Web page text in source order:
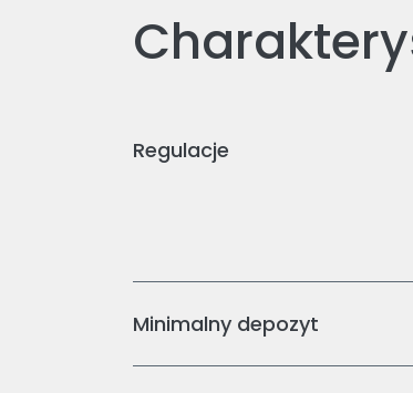
Regulacje
Minimalny depozyt